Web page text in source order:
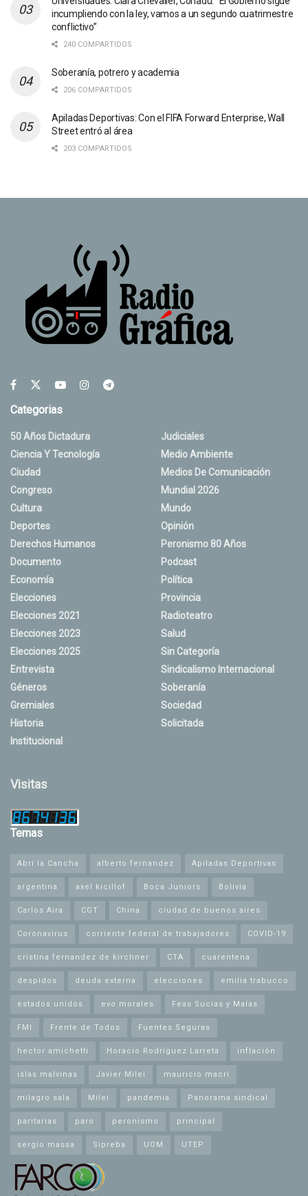
incumpliendo con la ley, vamos a un segundo cuatrimestre
conflictivo”
240 COMPARTIDOS
Soberanía, potrero y academia
206 COMPARTIDOS
Apiladas Deportivas: Con el FIFA Forward Enterprise, Wall
Street entró al área
203 COMPARTIDOS
Categorias
50 Años Dictadura
Ciencia Y Tecnología
Ciudad
Congreso
Cultura
Deportes
Derechos Humanos
Documento
Economía
Elecciones
Elecciones 2021
Elecciones 2023
Elecciones 2025
Entrevista
Géneros
Gremiales
Historia
Institucional
Judiciales
Medio Ambiente
Medios De Comunicación
Mundial 2026
Mundo
Opinión
Peronismo 80 Años
Podcast
Política
Provincia
Radioteatro
Salud
Sin Categoría
Sindicalismo Internacional
Soberanía
Sociedad
Solicitada
Visitas
Temas
Abrí la Cancha alberto fernandez Apiladas Deportivas
argentina axel kicillof Boca Juniors Bolivia
Carlos Aira CGT China ciudad de buenos aires
Coronavirus corriente federal de trabajadores COVID-19
cristina fernandez de kirchner CTA cuarentena
despidos deuda externa elecciones emilia trabucco
estados unidos evo morales Feas Sucias y Malas
FMI Frente de Todos Fuentes Seguras
hector amichetti Horacio Rodríguez Larreta inflación
islas malvinas Javier Milei mauricio macri
milagro sala Milei pandemia Panorama sindical
paritarias paro peronismo principal
sergio massa Sipreba UOM UTEP